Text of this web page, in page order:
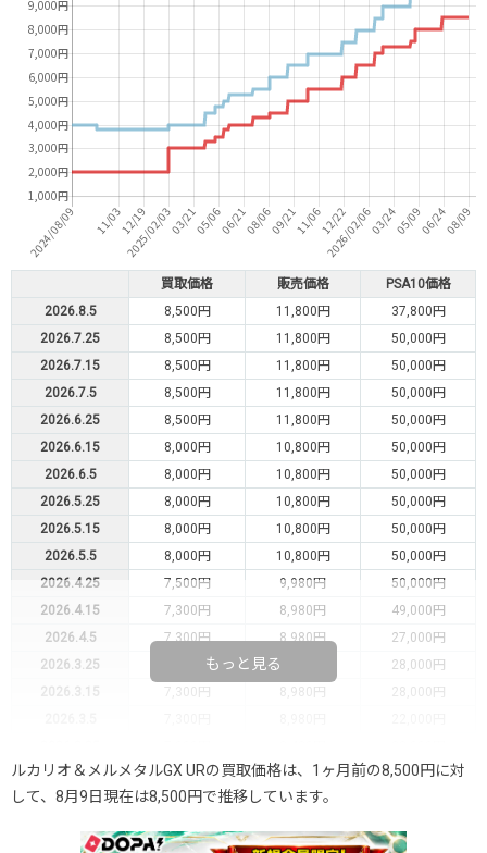
買取価格 販売価格
PSA10価格
2026.8.5
8,500円 11,800円
37,800円
2026.7.25
8,500円 11,800円
50,000円
2026.7.15
8,500円 11,800円
50,000円
2026.7.5
8,500円 11,800円
50,000円
2026.6.25
8,500円 11,800円
50,000円
2026.6.15
8,000円 10,800円
50,000円
2026.6.5
8,000円 10,800円
50,000円
2026.5.25
8,000円 10,800円
50,000円
2026.5.15
8,000円 10,800円
50,000円
2026.5.5
8,000円 10,800円
50,000円
2026.4.25
7,500円 9,980円
50,000円
2026.4.15
7,300円 8,980円
49,000円
2026.4.5
7,300円 8,980円
27,000円
2026.3.25
7,300円
28,000円
2026.3.15
7,300円 8,980円
28,000円
2026.2.15
6,500円 7,980円
23,700円
2026.2.5
6,500円 7,980円
もっと見る
ルカリオ＆メルメタルGX URの買取価格は、1ヶ月前の8,500円に対
して、8月9日現在は8,500円で推移しています。